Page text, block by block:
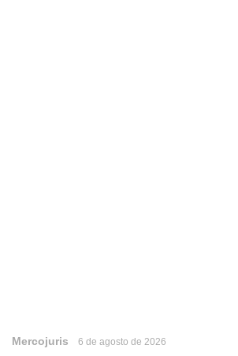
Mercojuris 6 de agosto de 2026